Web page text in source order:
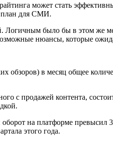
может стать
план для СМИ.
Логичным было бы в этом же
нюансы, которые
обзоров) в месяц общее
с продажей контента,
на платформе превысил
этого года.